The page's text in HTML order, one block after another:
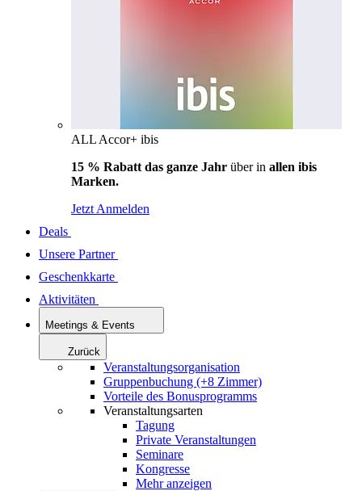
ALL Accor+ ibis
15 % Rabatt das ganze Jahr über in allen ibis
Marken.
Jetzt Anmelden
Deals
Unsere Partner
Geschenkkarte
Aktivitäten
Meetings & Events
Zurück
Veranstaltungsorganisation
Gruppenbuchung (+8 Zimmer)
Vorteile des Bonusprogramms
Veranstaltungsarten
Tagung
Private Veranstaltungen
Seminare
Kongresse
Mehr anzeigen